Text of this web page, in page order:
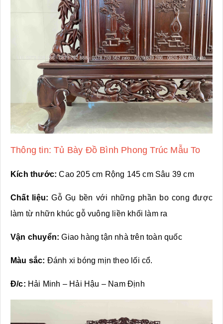
Thông tin: Tủ Bày Đồ Bình Phong Trúc Mẫu To
Kích thước: Cao 205 cm Rộng 145 cm Sâu 39 cm
Chất liệu: Gỗ Gụ bền với những phần bo cong được
làm từ nhữn khúc gỗ vuông liền khối làm ra
Vận chuyển: Giao hàng tận nhà trên toàn quốc
Màu sắc: Đánh xi bóng mịn theo lối cổ.
Đ/c: Hải Minh – Hải Hậu – Nam Định